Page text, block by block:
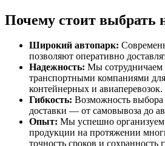
Почему стоит выбрать
Широкий автопарк:
позволяют оперативно
Надежность: Мы сотрудничаем
транспортными компаниями
контейнерных и авиаперевозок.
Гибкость: Возможность выбора
доставки — от самовывоза до
Опыт: Мы успешно организуем
продукции на протяжении
точность сроков и сохранность